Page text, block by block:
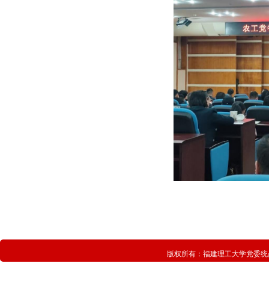
版权所有： 福建理工大学党委